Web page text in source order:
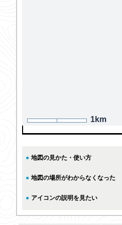
1km
● 地図の見かた・使い方
● 地図の場所がわからなくなった
● アイコンの説明を見たい